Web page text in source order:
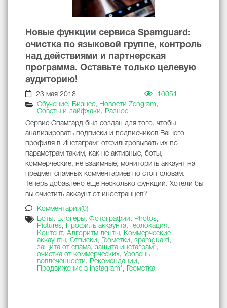
Новые функции сервиса Spamguard:
очистка по языковой группе, контроль
над действиями и партнерская
программа. Оставьте только целевую
аудиторию!
23 мая 2018
10051
Обучение, Бизнес, Новости Zengram,
Советы и лайфхаки, Разное
Сервис Спамгард был создан для того, чтобы
анализировать подписки и подписчиков Вашего
профиля в Инстаграм* отфильтровывать их по
параметрам таким, как не активные, боты,
коммерческие, не взаимные, мониторить аккаунт на
предмет спамных комментариев по стоп-словам.
Теперь добавлено еще несколько функций. Хотели бы
вы очистить аккаунт от иностранцев?
Комментарии(0)
Боты, Блогеры, Фотографии, Photos,
Pictures, Профиль аккаунта, Геолокация,
Контент, Алгоритм ленты, Коммерческие
аккаунты, Отписки, Геометки, spamguard,
защита от спама, защита инстаграм*,
очистка от коммерческих, Уровень
вовлеченности, Рекомендации,
Продвижение в Instagram*, Геометка